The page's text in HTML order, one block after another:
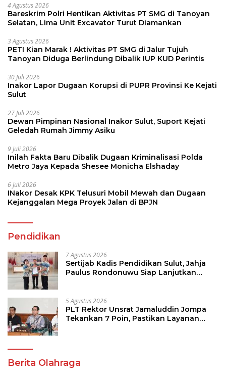
4 Agustus 2026
Bareskrim Polri Hentikan Aktivitas PT SMG di Tanoyan
Selatan, Lima Unit Excavator Turut Diamankan
3 Agustus 2026
PETI Kian Marak ! Aktivitas PT SMG di Jalur Tujuh
Tanoyan Diduga Berlindung Dibalik IUP KUD Perintis
30 Juli 2026
Inakor Lapor Dugaan Korupsi di PUPR Provinsi Ke Kejati
Sulut
27 Juli 2026
Dewan Pimpinan Nasional Inakor Sulut, Suport Kejati
Geledah Rumah Jimmy Asiku
9 Juli 2026
Inilah Fakta Baru Dibalik Dugaan Kriminalisasi Polda
Metro Jaya Kepada Shesee Monicha Elshaday
6 Juli 2026
INakor Desak KPK Telusuri Mobil Mewah dan Dugaan
Kejanggalan Mega Proyek Jalan di BPJN
Pendidikan
7 Agustus 2026
Sertijab Kadis Pendidikan Sulut, Jahja
Paulus Rondonuwu Siap Lanjutkan
5 Agustus 2026
PLT Rektor Unsrat Jamaluddin Jompa
Tekankan 7 Poin, Pastikan Layanan
Berita Olahraga